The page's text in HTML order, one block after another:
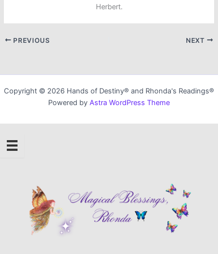
Herbert.
PREVIOUS NEXT
Copyright © 2026 Hands of Destiny® and Rhonda's Readings®
Powered by Astra WordPress Theme